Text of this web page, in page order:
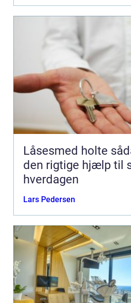
Låsesmed holte sådan vælger du
den rigtige hjælp til
hverdagen
Lars Pedersen